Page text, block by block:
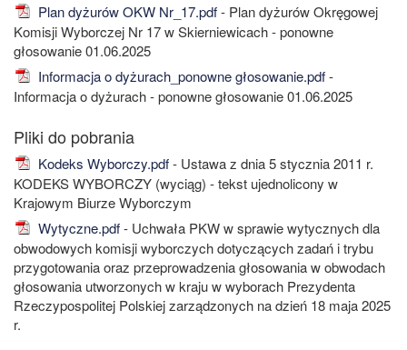
Plan dyżurów OKW Nr_17.pdf- Plan dyżurów Okręgowej
Komisji Wyborczej Nr 17 w Skierniewicach - ponowne
głosowanie 01.06.2025
Informacja o dyżurach_ponowne głosowanie.pdf-
Informacja o dyżurach - ponowne głosowanie 01.06.2025
Kodeks Wyborczy.pdf- Ustawa z dnia 5 stycznia 2011 r.
KODEKS WYBORCZY (wyciąg) - tekst ujednolicony w
Krajowym Biurze Wyborczym
Wytyczne.pdf- Uchwała PKW w sprawie wytycznych dla
obwodowych komisji wyborczych dotyczących zadań i trybu
przygotowania oraz przeprowadzenia głosowania w obwodach
głosowania utworzonych w kraju w wyborach Prezydenta
Rzeczypospolitej Polskiej zarządzonych na dzień 18 maja 2025
r.